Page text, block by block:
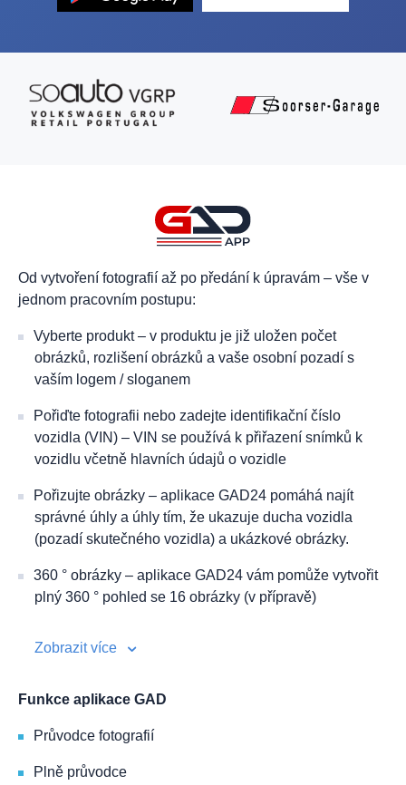
Od vytvoření fotografií až po předání k úpravám – vše v
jednom pracovním postupu:
Vyberte produkt – v produktu je již uložen počet
obrázků, rozlišení obrázků a vaše osobní pozadí s
vaším logem / sloganem
Pořiďte fotografii nebo zadejte identifikační číslo
vozidla (VIN) – VIN se používá k přiřazení snímků k
vozidlu včetně hlavních údajů o vozidle
Pořizujte obrázky – aplikace GAD24 pomáhá najít
správné úhly a úhly tím, že ukazuje ducha vozidla
(pozadí skutečného vozidla) a ukázkové obrázky.
360 ° obrázky – aplikace GAD24 vám pomůže vytvořit
plný 360 ° pohled se 16 obrázky (v přípravě)
Zobrazit více
Funkce aplikace GAD
Průvodce fotografií
Plně průvodce